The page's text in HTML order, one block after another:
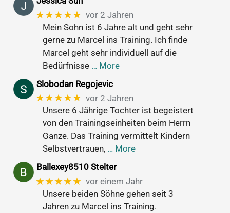
★★★★★ vor 2 Jahren
Mein Sohn ist 6 Jahre alt und geht sehr
gerne zu Marcel ins Training. Ich finde
Marcel geht sehr individuell auf die
Bedürfnisse … More
Slobodan Regojevic
★★★★★ vor 2 Jahren
Unsere 6 Jährige Tochter ist begeistert
von den Trainingseinheiten beim Herrn
Ganze. Das Training vermittelt Kindern
Selbstvertrauen, … More
Ballexey8510 Stelter
★★★★★ vor einem Jahr
Unsere beiden Söhne gehen seit 3
Jahren zu Marcel ins Training.